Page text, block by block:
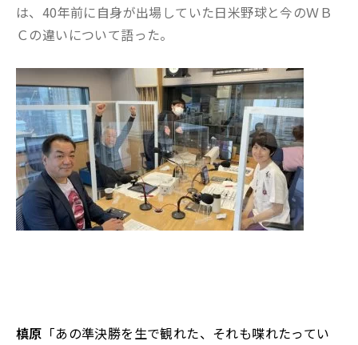
は、40年前に自身が出場していた日米野球と今のＷＢ
Ｃの違いについて語った。
槙原 「あの準決勝を生で観れた、それも喋れたってい